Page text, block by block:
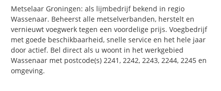
Metselaar Groningen: als lijmbedrijf bekend in regio
Wassenaar. Beheerst alle metselverbanden, herstelt en
vernieuwt voegwerk tegen een voordelige prijs. Voegbedrijf
met goede beschikbaarheid, snelle service en het hele jaar
door actief. Bel direct als u woont in het werkgebied
Wassenaar met postcode(s) 2241, 2242, 2243, 2244, 2245 en
omgeving.